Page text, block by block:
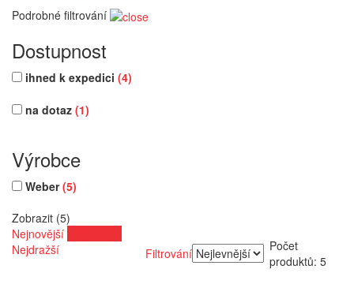
Podrobné filtrování
Dostupnost
ihned k expedici (4)
na dotaz (1)
Výrobce
Weber(5)
Zobrazit (5)
Nejnovější
Nejdražší
Filtrování
Počet
produktů: 5